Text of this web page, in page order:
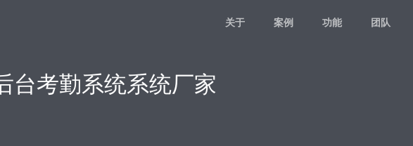
关于 案例 功能 团队
台考勤系统系统厂家